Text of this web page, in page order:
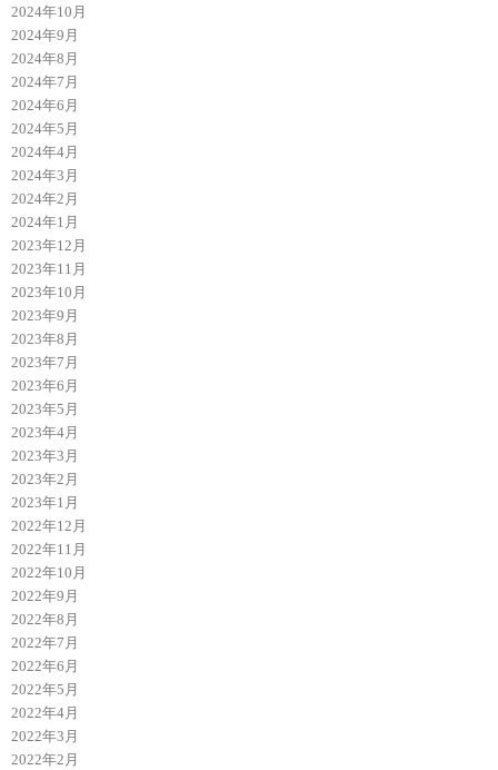
2024年10月
2024年9月
2024年8月
2024年7月
2024年6月
2024年5月
2024年4月
2024年3月
2024年2月
2024年1月
2023年12月
2023年11月
2023年10月
2023年9月
2023年8月
2023年7月
2023年6月
2023年5月
2023年4月
2023年3月
2023年2月
2023年1月
2022年12月
2022年11月
2022年10月
2022年9月
2022年8月
2022年7月
2022年6月
2022年5月
2022年4月
2022年3月
2022年2月